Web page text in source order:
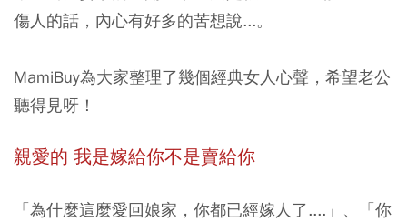
傷人的話，內心有好多的苦想說...。
MamiBuy為大家整理了幾個經典女人心聲，希望老公
聽得見呀！
親愛的 我是嫁給你不是賣給你
「為什麼這麼愛回娘家，你都已經嫁人了....」、「你